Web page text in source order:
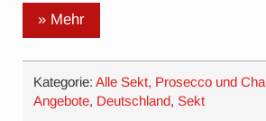
» Mehr
Kategorie:Alle Sekt, Prosecco und
Angebote, Deutschland,Sekt